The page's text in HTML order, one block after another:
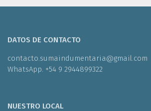
DATOS DE CONTACTO
contacto.sumaindumentaria@gmail.com
WhatsApp. +54 9 2944899322
NUESTRO LOCAL